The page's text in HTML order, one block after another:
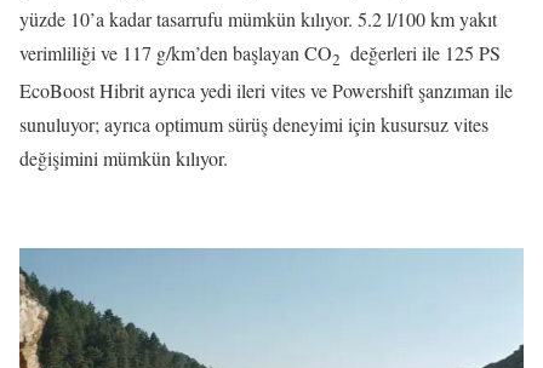
yüzde 10’a kadar tasarrufu mümkün kılıyor. 5.2 l/100 km yakıt
verimliliği ve 117 g/km’den başlayan CO2 değerleri ile 125 PS
EcoBoost Hibrit ayrıca yedi ileri vites ve Powershift şanzıman ile
sunuluyor; ayrıca optimum sürüş deneyimi için kusursuz vites
değişimini mümkün kılıyor.